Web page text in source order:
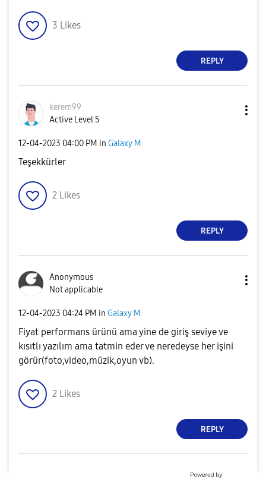
3 Likes
REPLY
kerem99
Active Level 5
‎12-04-2023 04:00 PM in Galaxy M
Teşekkürler
2 Likes
REPLY
Anonymous
Not applicable
‎12-04-2023 04:24 PM in Galaxy M
Fiyat performans ürünü ama yine de giriş seviye ve
kısıtlı yazılım ama tatmin eder ve neredeyse her işini
görür(foto,video,müzik,oyun vb).
2 Likes
REPLY